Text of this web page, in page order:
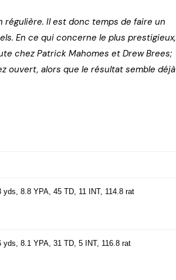
régulière. Il est donc temps de faire un
En ce qui concerne le plus prestigieux,
chez Patrick Mahomes et Drew Brees;
ouvert, alors que le résultat semble déjà
yds, 8.8 YPA, 45 TD, 11 INT, 114.8 rat
yds, 8.1 YPA, 31 TD, 5 INT, 116.8 rat